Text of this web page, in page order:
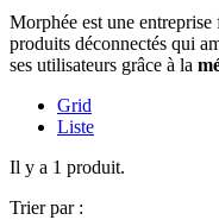
Morphée est une
produits déconnectés qui
ses utilisateurs grâce à la
Grid
Liste
Il y a 1 produit.
Trier par :